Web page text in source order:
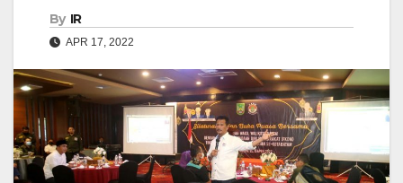
By IR
APR 17, 2022